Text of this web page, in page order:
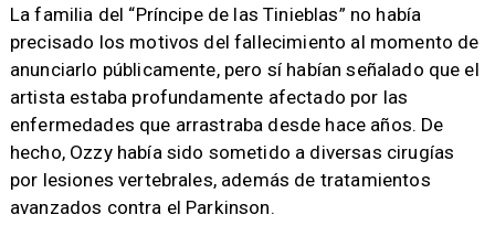
La familia del “Príncipe de las Tinieblas” no había
precisado los motivos del fallecimiento al momento de
anunciarlo públicamente, pero sí habían señalado que el
artista estaba profundamente afectado por las
enfermedades que arrastraba desde hace años. De
hecho, Ozzy había sido sometido a diversas cirugías
por lesiones vertebrales, además de tratamientos
avanzados contra el Parkinson.